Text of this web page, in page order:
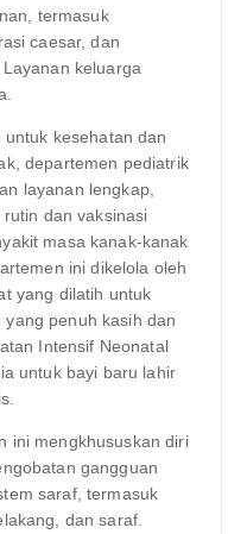
termasuk
caesar, dan
keluarga
untuk kesehatan dan
departemen pediatrik
layanan lengkap,
dan vaksinasi
masa kanak-kanak
ini dikelola oleh
yang dilatih untuk
penuh kasih dan
Intensif Neonatal
untuk bayi baru lahir
ini mengkhususkan diri
gangguan
saraf, termasuk
dan saraf.